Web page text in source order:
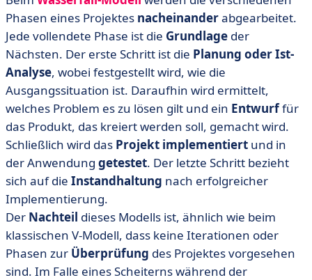
Phasen eines Projektes nacheinanderabgearbeitet.
Jede vollendete Phase ist die Grundlage der
Nächsten. Der erste Schritt ist die Planung oder Ist-
Analyse, wobei festgestellt wird, wie die
Ausgangssituation ist. Daraufhin wird ermittelt,
welches Problem es zu lösen gilt und ein Entwurffür
das Produkt, das kreiert werden soll, gemacht wird.
Schließlich wird das Projekt implementiert und in
der Anwendung getestet. Der letzte Schritt bezieht
sich auf die Instandhaltung nach erfolgreicher
Implementierung.
Der Nachteil dieses Modells ist, ähnlich wie beim
klassischen V-Modell, dass keine Iterationen oder
Phasen zur Überprüfung des Projektes vorgesehen
sind. Im Falle eines Scheiterns während der